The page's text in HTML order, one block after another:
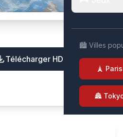
🏙️ Villes
🗼 Paris
🏯
Télécharger HD